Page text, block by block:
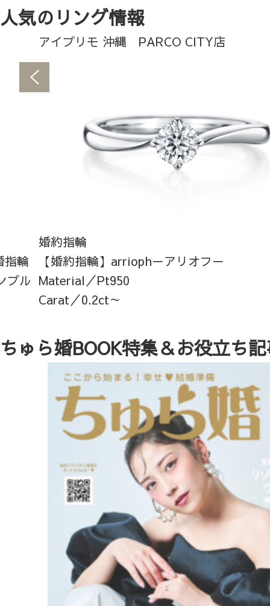
人気のリング情報
指輪
プル
アイプリモ 沖縄 PARCO CITY店
婚約指輪
【婚約指輪】arrioph－アリオフ－
Material／Pt950
Carat／0.2ct～
ちゅら婚BOOK特集＆お役立ち